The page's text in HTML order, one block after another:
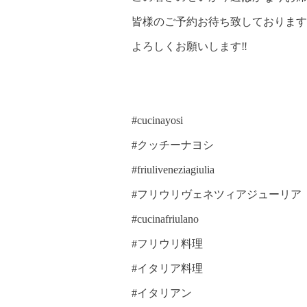
皆様のご予約お待ち致しておりま
よろしくお願いします‼️
#cucinayosi
#クッチーナヨシ
#friuliveneziagiulia
#フリウリヴェネツィアジューリア
#cucinafriulano
#フリウリ料理
#イタリア料理
#イタリアン